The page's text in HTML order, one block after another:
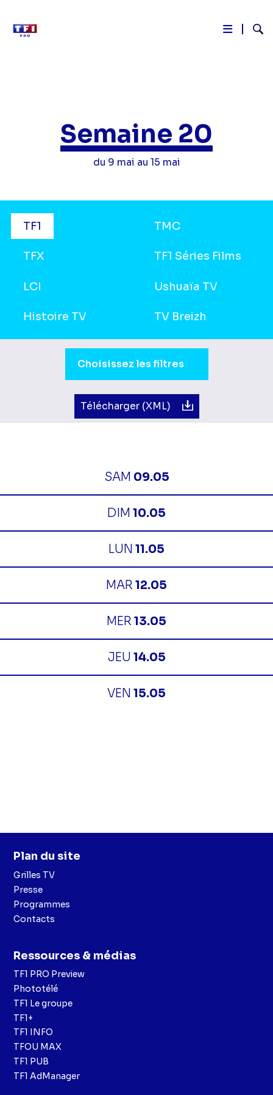
Semaine 20
du 9 mai au 15 mai
Grilles
TF1 TMC
TFX TF1 Séries Films
LCI Ushuaïa TV
Histoire TV TV Breizh
Choisissez les filtres
Télécharger (XML)
SAM 09.05
DIM 10.05
LUN 11.05
MAR 12.05
MER 13.05
JEU 14.05
VEN 15.05
Plan du site
Grilles TV
Presse
Programmes
Contacts
Ressources & médias
TF1 PRO Preview
Phototélé
TF1 Le groupe
TF1+
TF1 INFO
TFOU MAX
TF1 PUB
TF1 AdManager